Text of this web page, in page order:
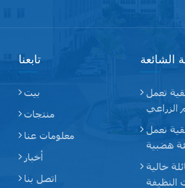
تابعنا
بيت
منتجات
معلومات عنا
أخبار
اتصل بنا
الشائعة
تعمل
الزراعي
تعمل
هضبية
خالية
النظيفة